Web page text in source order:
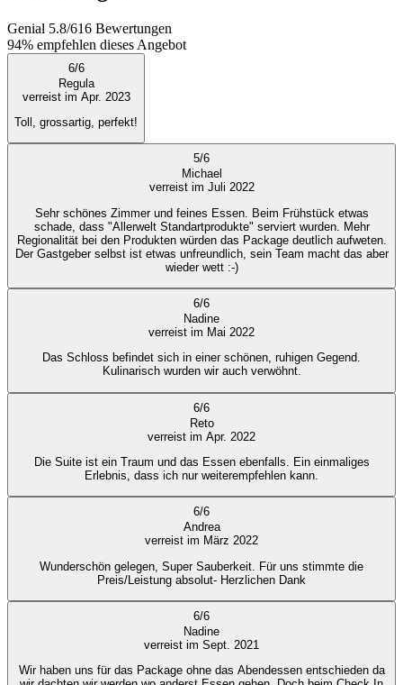
Genial 5.8/616 Bewertungen
94% empfehlen dieses Angebot
6/6
Regula
verreist im Apr. 2023
Toll, grossartig, perfekt!
5/6
Michael
verreist im Juli 2022
Sehr schönes Zimmer und feines Essen. Beim Frühstück etwas
schade, dass "Allerwelt Standartprodukte" serviert wurden. Mehr
Regionalität bei den Produkten würden das Package deutlich aufweten.
Der Gastgeber selbst ist etwas unfreundlich, sein Team macht das aber
wieder wett :-)
6/6
Nadine
verreist im Mai 2022
Das Schloss befindet sich in einer schönen, ruhigen Gegend.
Kulinarisch wurden wir auch verwöhnt.
6/6
Reto
verreist im Apr. 2022
Die Suite ist ein Traum und das Essen ebenfalls. Ein einmaliges
Erlebnis, dass ich nur weiterempfehlen kann.
6/6
Andrea
verreist im März 2022
Wunderschön gelegen, Super Sauberkeit. Für uns stimmte die
Preis/Leistung absolut- Herzlichen Dank
6/6
Nadine
verreist im Sept. 2021
Wir haben uns für das Package ohne das Abendessen entschieden da